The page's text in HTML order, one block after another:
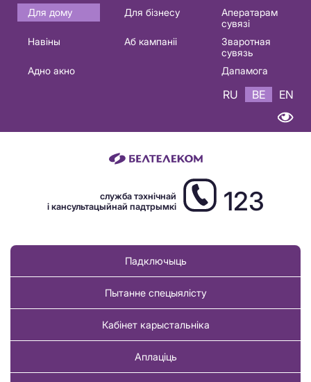
Основная
навигация
Для дому Для бізнесу
Аператарам
сувязі
Навіны
Аб кампаніі
Зваротная
сувязь
Адно акно
Дапамога
RU BE EN
служба тэхнічнай
і кансультацыйнай падтрымкі
123
Падключыць
Пытанне спецыялісту
Кабінет карыстальніка
Аплаціць